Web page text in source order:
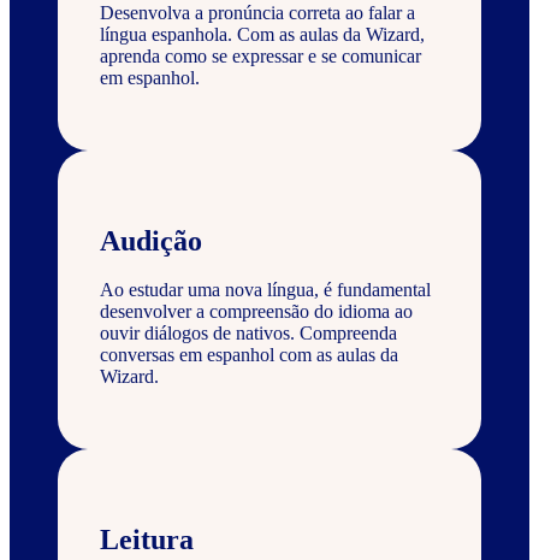
Desenvolva a pronúncia correta ao falar a
língua espanhola. Com as aulas da Wizard,
aprenda como se expressar e se comunicar
em espanhol.
Audição
Ao estudar uma nova língua, é fundamental
desenvolver a compreensão do idioma ao
ouvir diálogos de nativos. Compreenda
conversas em espanhol com as aulas da
Wizard.
Leitura